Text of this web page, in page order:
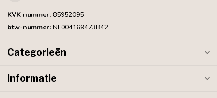
KVK nummer: 85952095
btw-nummer: NL004169473B42
Categorieën
Informatie